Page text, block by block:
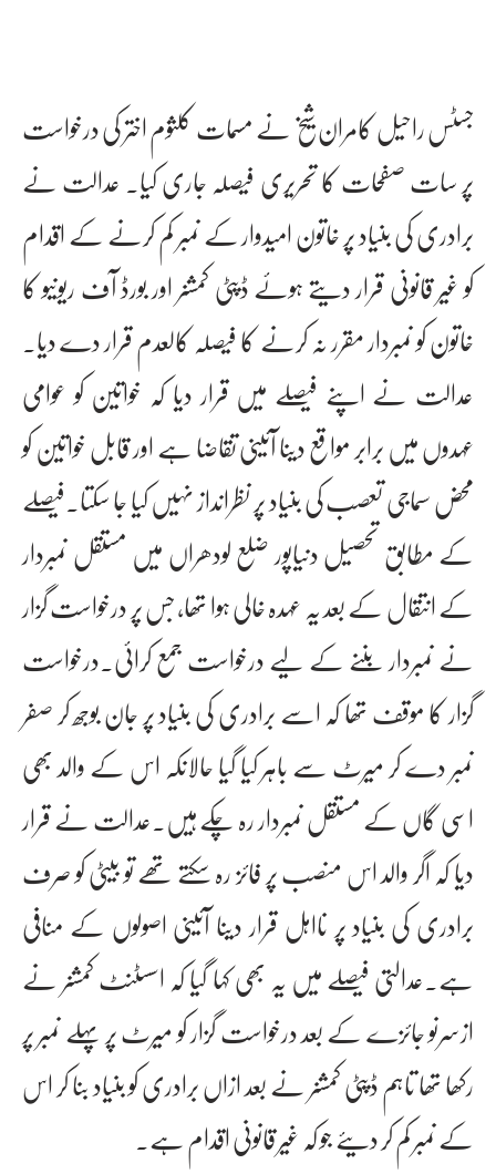
جسٹس راحیل کامران شیخ نے مسمات کلثوم اختر کی درخواست
پر سات صفحات کا تحریری فیصلہ جاری کیا۔ عدالت نے
برادری کی بنیاد پر خاتون امیدوار کے نمبر کم کرنے کے اقدام
کو غیر قانونی قرار دیتے ہوئے ڈپٹی کمشنر اور بورڈ آف ریونیو کا
خاتون کو نمبردار مقرر نہ کرنے کا فیصلہ کالعدم قرار دے دیا۔
عدالت نے اپنے فیصلے میں قرار دیا کہ خواتین کو عوامی
عہدوں میں برابر مواقع دینا آئینی تقاضا ہے اور قابل خواتین کو
محض سماجی تعصب کی بنیاد پر نظرانداز نہیں کیا جا سکتا۔فیصلے
کے مطابق تحصیل دنیاپور ضلع لودھراں میں مستقل نمبردار
کے انتقال کے بعد یہ عہدہ خالی ہوا تھا، جس پر درخواست گزار
نے نمبردار بننے کے لیے درخواست جمع کرائی۔درخواست
گزار کا موقف تھا کہ اسے برادری کی بنیاد پر جان بوجھ کر صفر
نمبر دے کر میرٹ سے باہر کیا گیا حالانکہ اس کے والد بھی
اسی گاں کے مستقل نمبردار رہ چکے ہیں۔عدالت نے قرار
دیا کہ اگر والد اس منصب پر فائز رہ سکتے تھے تو بیٹی کو صرف
برادری کی بنیاد پر نااہل قرار دینا آئینی اصولوں کے منافی
ہے۔عدالتی فیصلے میں یہ بھی کہا گیا کہ اسسٹنٹ کمشنر نے
ازسرنو جائزے کے بعد درخواست گزار کو میرٹ پر پہلے نمبر پر
رکھا تھا تاہم ڈپٹی کمشنر نے بعد ازاں برادری کو بنیاد بنا کر اس
کے نمبر کم کر دیئے جو کہ غیر قانونی اقدام ہے۔